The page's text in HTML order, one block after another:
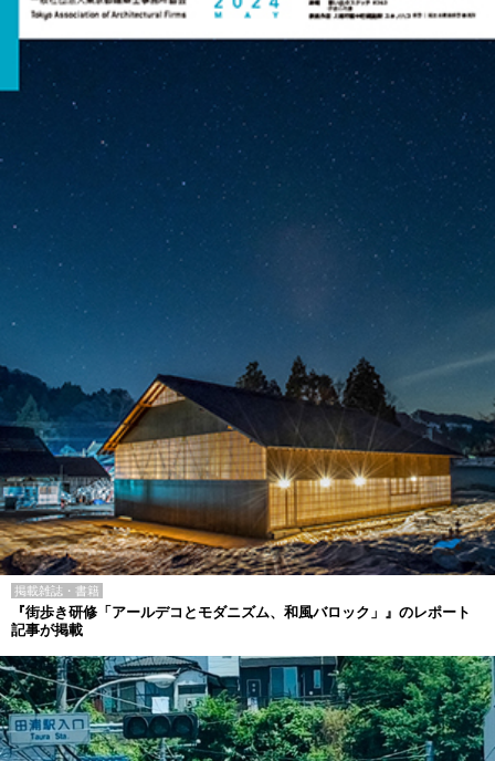
掲載雑誌・書籍
『街歩き研修「アールデコとモダニズム、和風バロック」』のレポート
記事が掲載